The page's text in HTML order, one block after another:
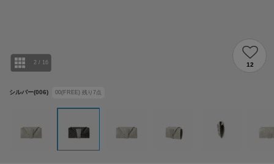
シルバー(006) 00(FREE) 残り 7点
2 / 16 12